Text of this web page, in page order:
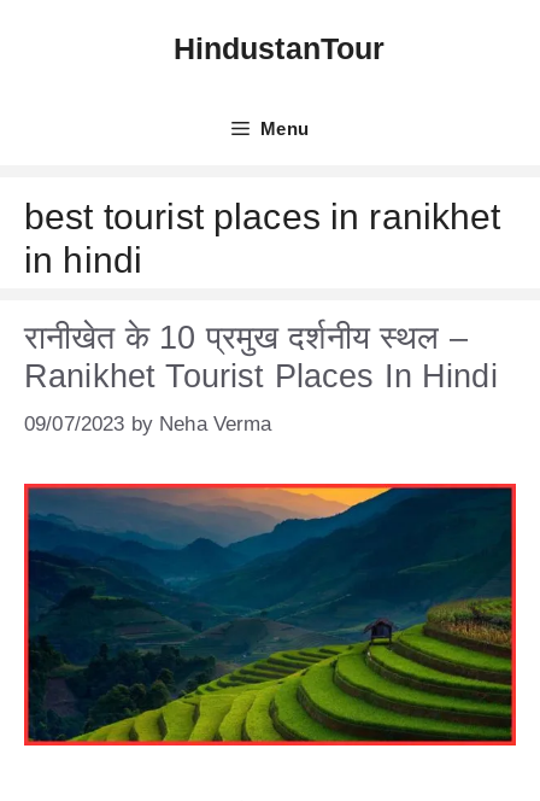
HindustanTour
Menu
best tourist places in ranikhet
in hindi
रानीखेत के 10 प्रमुख दर्शनीय स्थल –
Ranikhet Tourist Places In Hindi
09/07/2023 by Neha Verma